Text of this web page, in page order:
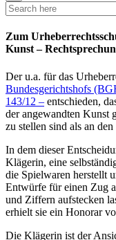
Zum
Kunst –
Der u.a. für das
Bundesgerichtshofs
143/12 – entschieden,
der angewandten Kunst
zu stellen sind als an
In dem dieser
Klägerin, eine
die Spielwaren herstellt
Entwürfe für einen Zug
und Ziffern aufstecken
erhielt sie ein Honorar
Die Klägerin ist der